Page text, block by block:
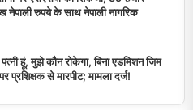
रुपये के साथ नेपाली नागरिक
हूं, मुझे कौन रोकेगा, बिना एडमिशन जिम
प्रशिक्षक से मारपीट; मामला दर्ज!